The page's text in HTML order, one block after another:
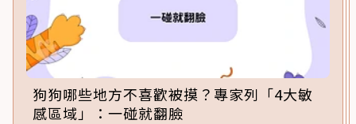
狗狗哪些地方不喜歡被摸？專家列「4大敏
感區域」：一碰就翻臉